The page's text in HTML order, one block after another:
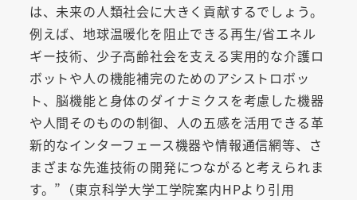
は、未来の人類社会に大きく貢献するでしょう。
例えば、地球温暖化を阻止できる再生/省エネル
ギー技術、少子高齢社会を支える実用的な介護ロ
ボットや人の機能補完のためのアシストロボッ
ト、脳機能と身体のダイナミクスを考慮した機器
や人間そのものの制御、人の五感を活用できる革
新的なインターフェース機器や情報通信網等、さ
まざまな先進技術の開発につながると考えられま
す。”（東京科学大学工学院案内HPより引用